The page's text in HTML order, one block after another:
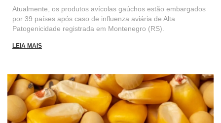
Atualmente, os produtos avícolas gaúchos estão embargados
por 39 países após caso de influenza aviária de Alta
Patogenicidade registrada em Montenegro (RS).
LEIA MAIS